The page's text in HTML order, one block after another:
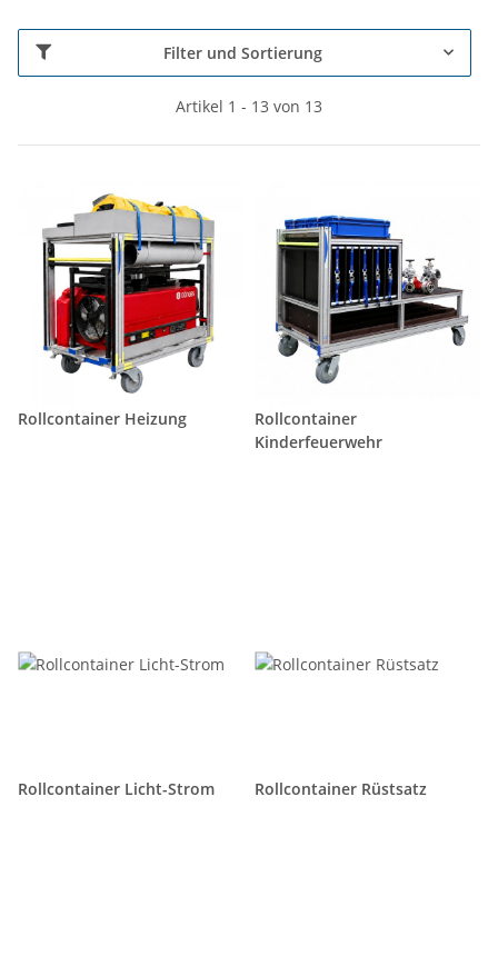
Filter und Sortierung
Artikel 1 - 13 von 13
Rollcontainer Heizung
Rollcontainer
Kinderfeuerwehr
Rollcontainer Licht-Strom Rollcontainer Rüstsatz